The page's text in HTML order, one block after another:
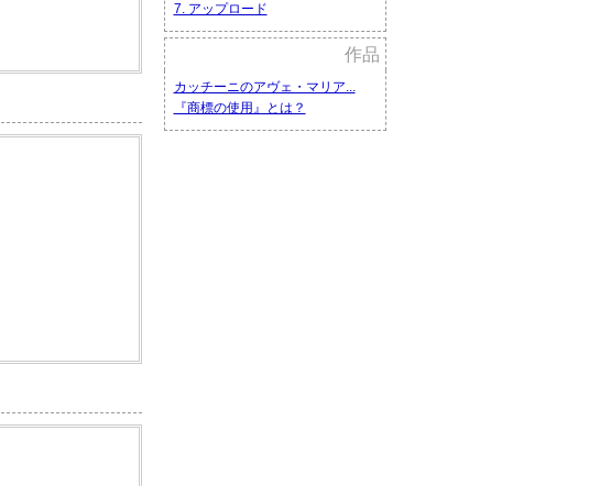
7. アップロード
作品
カッチーニのアヴェ・マリア...
『商標の使用』とは？